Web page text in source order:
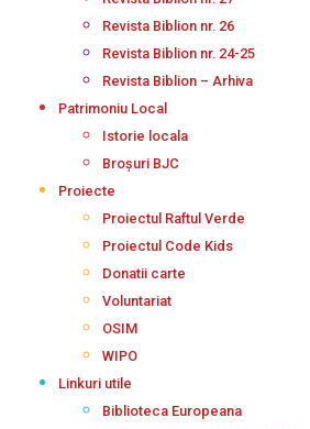
Revista Biblion nr. 26
Revista Biblion nr. 24-25
Revista Biblion – Arhiva
Patrimoniu Local
Istorie locala
Broșuri BJC
Proiecte
Proiectul Raftul Verde
Proiectul Code Kids
Donatii carte
Voluntariat
OSIM
WIPO
Linkuri utile
Biblioteca Europeana